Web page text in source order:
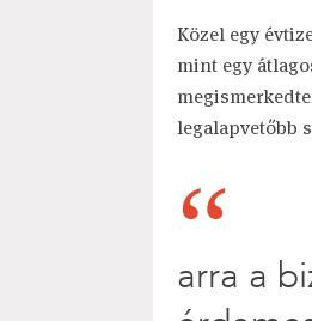
Közel egy
mint egy
legalapvetőbb
arra a